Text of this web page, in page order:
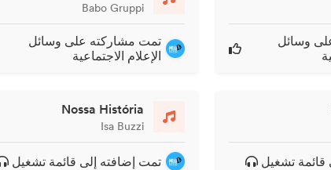
وسائل
Babo Gruppi
تمت مشاركته على وسائل
الإعلام الاجتماعية
قائمة تشغيل
Nossa História
Isa Buzzi
تمت إضافته إلى قائمة تشغيل